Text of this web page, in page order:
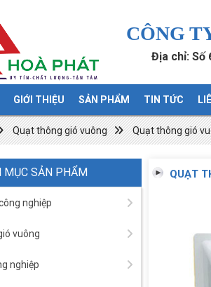
CÔNG
Địa chỉ: Số
GIỚI THIỆU SẢN PHẨM TIN TỨC
Quạt thông gió vuông Quạt thông gió
MỤC SẢN PHẨM
nghiệp
vuông
nghiệp
QUẠT